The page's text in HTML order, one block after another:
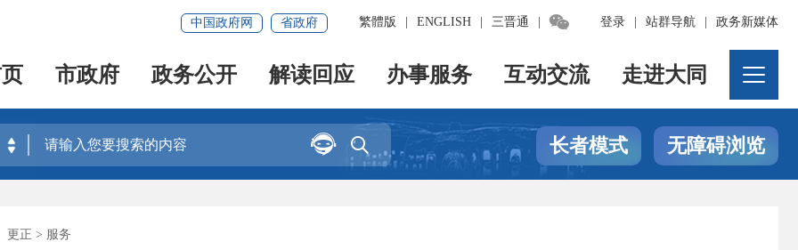
登录 站群导航 政务新媒体
繁體版 ENGLISH 三晋通 
中国政府网 省政府
市政府 政务公开 解读回应 办事服务 互动交流 走进大同

 长者模式 无障碍浏览
更正 > 服务